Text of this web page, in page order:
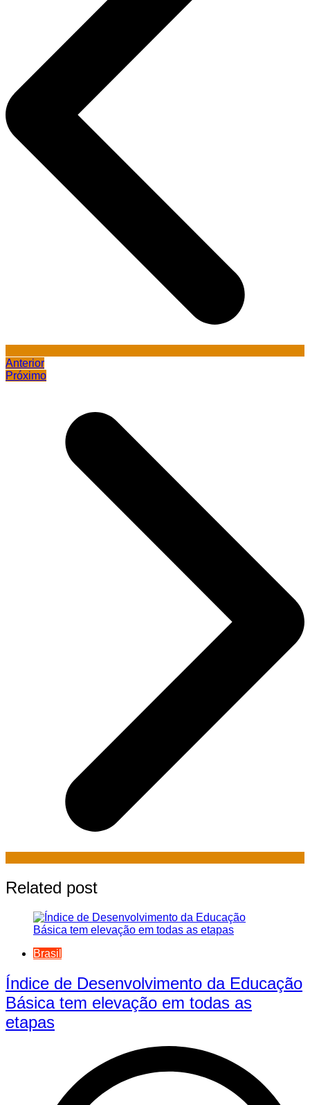
Anterior
Próximo
Related post
Brasil
Índice de Desenvolvimento da Educação
Básica tem elevação em todas as
etapas